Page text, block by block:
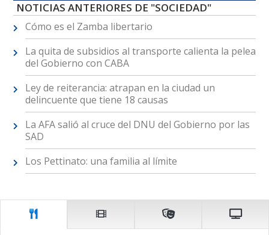
NOTICIAS ANTERIORES DE "SOCIEDAD"
Cómo es el Zamba libertario
La quita de subsidios al transporte calienta la pelea
del Gobierno con CABA
Ley de reiterancia: atrapan en la ciudad un
delincuente que tiene 18 causas
La AFA salió al cruce del DNU del Gobierno por las
SAD
Los Pettinato: una familia al límite